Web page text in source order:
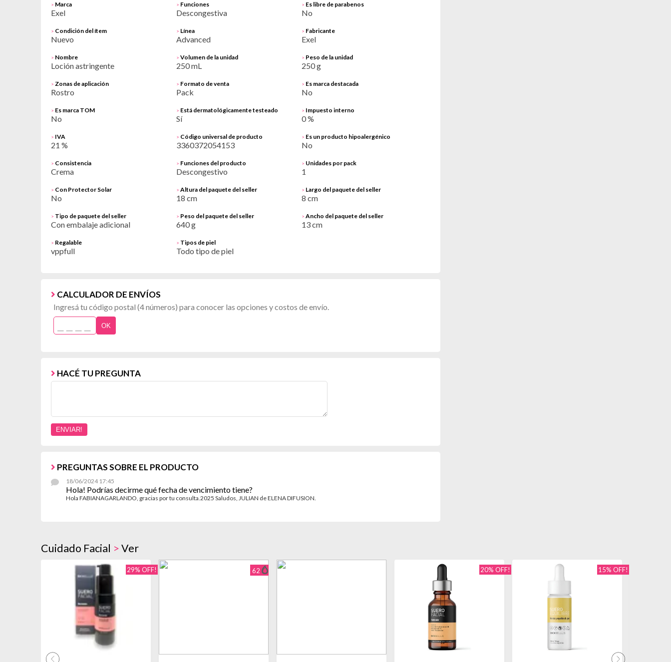
> Marca
Exel
> Funciones
Descongestiva
> Es libre de parabenos
No
> Condición del ítem
Nuevo
> Línea
Advanced
> Fabricante
Exel
> Nombre
Loción astringente
> Volumen de la unidad
250 mL
> Peso de la unidad
250 g
> Zonas de aplicación
Rostro
> Formato de venta
Pack
> Es marca destacada
No
> Es marca TOM
No
> Está dermatológicamente testeado
Sí
> Impuesto interno
0 %
> IVA
21 %
> Código universal de producto
3360372054153
> Es un producto hipoalergénico
No
> Consistencia
Crema
> Funciones del producto
Descongestivo
> Unidades por pack
1
> Con Protector Solar
No
> Altura del paquete del seller
18 cm
> Largo del paquete del seller
8 cm
> Tipo de paquete del seller
Con embalaje adicional
> Peso del paquete del seller
640 g
> Ancho del paquete del seller
13 cm
> Regalable
vppfull
> Tipos de piel
Todo tipo de piel
CALCULADOR DE ENVÍOS
Ingresá tu código postal (4 números) para conocer las opciones y costos de envío.
OK
HACÉ TU PREGUNTA
PREGUNTAS SOBRE EL PRODUCTO
18/06/2024 17:45
Hola! Podrías decirme qué fecha de vencimiento tiene?
Hola FABIANAGARLANDO, gracias por tu consulta.2025 Saludos, JULIAN de ELENA DIFUSION.
Cuidado Facial >Ver
29% OFF! 62 20% OFF! 15% OFF!